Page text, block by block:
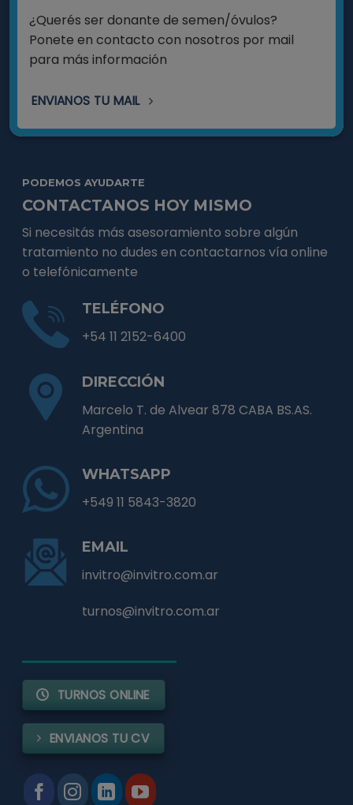
¿Querés ser donante de semen/óvulos?
Ponete en contacto con nosotros por mail
para más información
ENVIANOS TU MAIL
PODEMOS AYUDARTE
CONTACTANOS HOY MISMO
Si necesitás más asesoramiento sobre algún
tratamiento no dudes en contactarnos vía online
o telefónicamente
TELÉFONO
+54 11 2152-6400
DIRECCIÓN
Marcelo T. de Alvear 878 CABA BS.AS.
Argentina
WHATSAPP
+549 11 5843-3820
EMAIL
invitro@invitro.com.ar
turnos@invitro.com.ar
TURNOS ONLINE
ENVIANOS TU CV